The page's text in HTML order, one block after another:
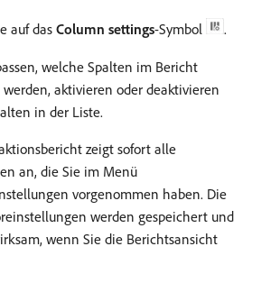
auf das Column settings-Symbol .
welche Spalten im Bericht
aktivieren oder deaktivieren
in der Liste.
zeigt sofort alle
an, die Sie im Menü
vorgenommen haben. Die
werden gespeichert und
wenn Sie die Berichtsansicht